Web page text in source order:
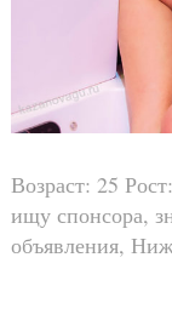
Возраст: 25
ищу спонсора,
объявления,